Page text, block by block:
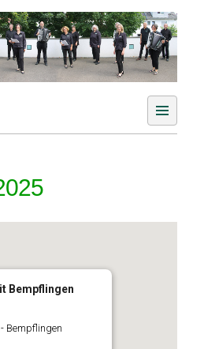
V.
Bempflingen
Bempflingen